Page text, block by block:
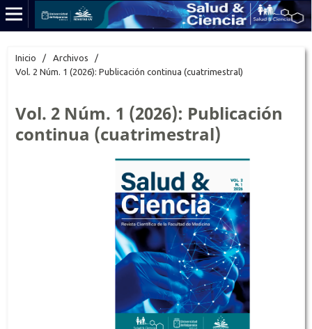
Inicio / Archivos
/
Vol. 2 Núm. 1 (2026): Publicación continua (cuatrimestral)
Vol. 2 Núm. 1 (2026): Publicación
continua (cuatrimestral)